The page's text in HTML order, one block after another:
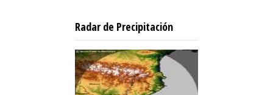
Radar de Precipitación